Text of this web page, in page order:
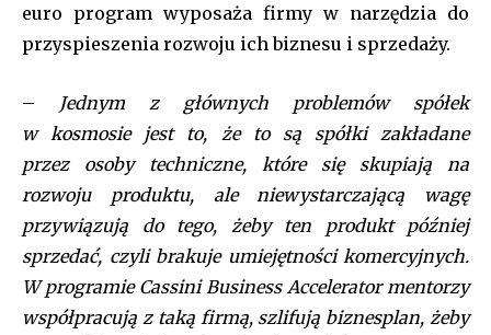
euro program wyposaża firmy w narzędzia do
przyspieszenia rozwoju ich biznesu i sprzedaży.
– Jednym z głównych problemów spółek
w kosmosie jest to, że to są spółki zakładane
przez osoby techniczne, które się skupiają na
rozwoju produktu, ale niewystarczającą wagę
przywiązują do tego, żeby ten produkt później
sprzedać, czyli brakuje umiejętności komercyjnych.
W programie Cassini Business Accelerator mentorzy
współpracują z taką firmą, szlifują biznesplan, żeby